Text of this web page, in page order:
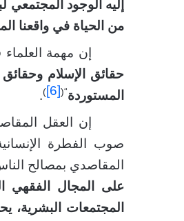
إليه الوجود
من الحياة في واقعنا
إن مهمة
حقائق الإسلام وحقائق
المستوردة“(
[6]
)
.
إن العقل
صوب الفطرة
المقاصدي بمصالح
على المجال الفقهي
المجتمعات البشرية،